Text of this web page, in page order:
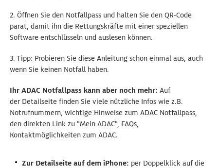
2. Öffnen Sie den Notfallpass und halten Sie den QR-Code
parat, damit ihn die Rettungskräfte mit einer speziellen
Software entschlüsseln und auslesen können.
3. Tipp: Probieren Sie diese Anleitung schon einmal aus, auch
wenn Sie keinen Notfall haben.
Ihr ADAC Notfallpass kann aber noch mehr: Auf
der Detailseite finden Sie viele nützliche Infos wie z.B.
Notrufnummern, wichtige Hinweise zum ADAC Notfallpass,
den direkten Link zu "Mein ADAC", FAQs,
Kontaktmöglichkeiten zum ADAC.
Zur Detailseite auf dem iPhone: per Doppelklick auf die